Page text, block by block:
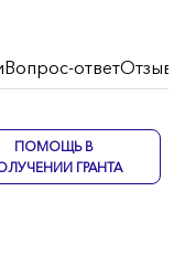
Вопрос-ответОтзывы
ПОМОЩЬ В
ГРАНТА